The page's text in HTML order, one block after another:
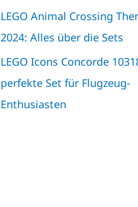
LEGO Animal Crossing
2024: Alles über die Sets
LEGO Icons Concorde
perfekte Set für Flugzeug-
Enthusiasten